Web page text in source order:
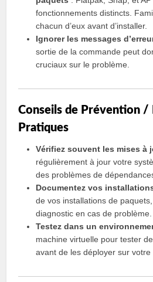
fonctionnements distincts.
chacun d’eux avant d’installer.
Ignorer les messages
sortie de la commande peut
cruciaux sur le problème.
Conseils de Prévention /
Pratiques
Vérifiez souvent les mises à
régulièrement à jour votre
des problèmes de
Documentez vos
de vos installations de
diagnostic en cas de problème.
Testez dans un
machine virtuelle pour tester
avant de les déployer sur votre